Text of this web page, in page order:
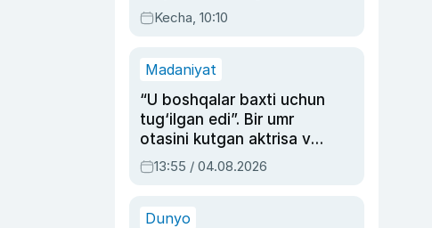
hukmi o‘qildi
Kecha, 10:10
Madaniyat
“U boshqalar baxti uchun
tug‘ilgan edi”. Bir umr
otasini kutgan aktrisa va
dublyaj ustasi Rimma
Ahmedovaning
13:55 / 04.08.2026
Dunyo